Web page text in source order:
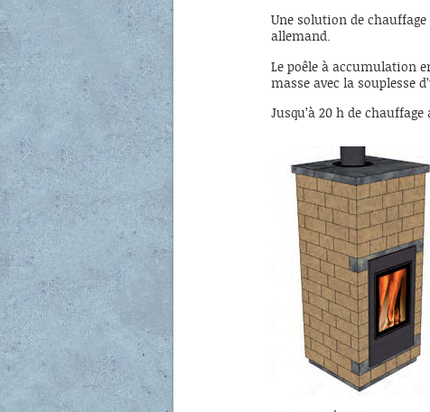
Une solution de
allemand.
Le poêle à accumulation
masse avec la souplesse
Jusqu’à 20 h de chauffage